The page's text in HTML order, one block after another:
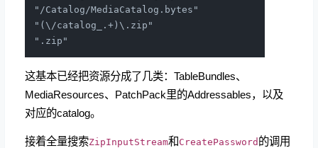
"/Catalog/MediaCatalog.bytes"
"(\/catalog_.+)\.zip"
这基本已经把资源分成了几类：TableBundles、
MediaResources、PatchPack里的Addressables，以及
对应的catalog。
接着全量搜索ZipInputStream和CreatePassword的调用